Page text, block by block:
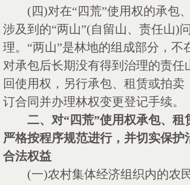
(四)对在“四荒”使用权的承包
涉及到的“两山”(自留山、责任山)
理。“两山”是林地的组成部分，不
对承包后长期没有得到治理的责任
回使用权，另行承包、租赁或拍卖
订合同并办理林权变更登记手续。
二、对“四荒”使用权承包、租
严格按程序规范进行，并切实保护
合法权益
(一)农村集体经济组织内的农